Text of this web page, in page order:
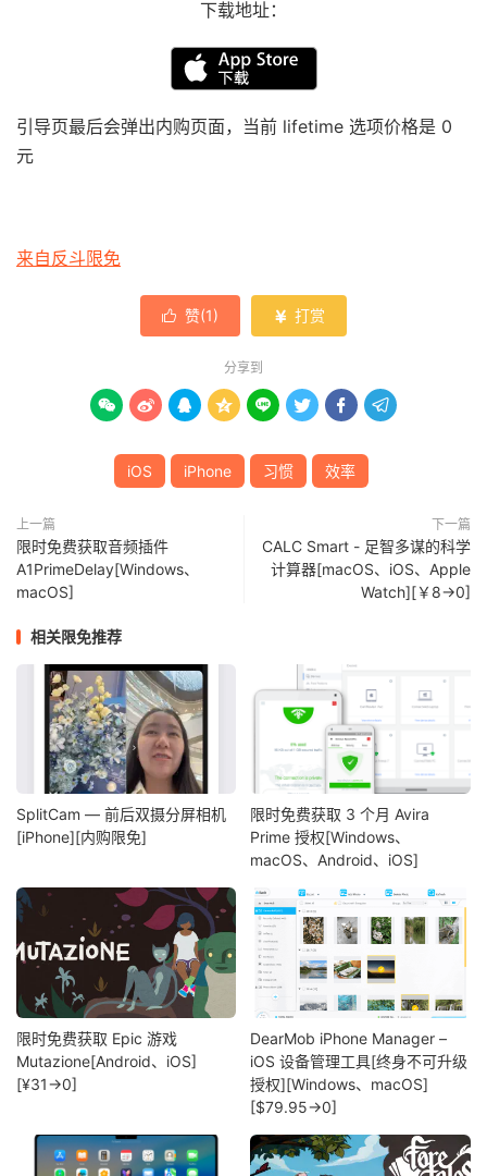
下载地址：
引导页最后会弹出内购页面，当前 lifetime 选项价格是 0
元
来自反斗限免
 赞(1)  打赏
分享到
       
iOS iPhone 习惯 效率
上一篇
限时免费获取音频插件
A1PrimeDelay[Windows、
macOS]
下一篇
CALC Smart - 足智多谋的科学
计算器[macOS、iOS、Apple
Watch][￥8→0]
相关限免推荐
SplitCam — 前后双摄分屏相机
[iPhone][内购限免]
限时免费获取 3 个月 Avira
Prime 授权[Windows、
macOS、Android、iOS]
限时免费获取 Epic 游戏
Mutazione[Android、iOS]
[¥31→0]
DearMob iPhone Manager –
iOS 设备管理工具[终身不可升级
授权][Windows、macOS]
[$79.95→0]